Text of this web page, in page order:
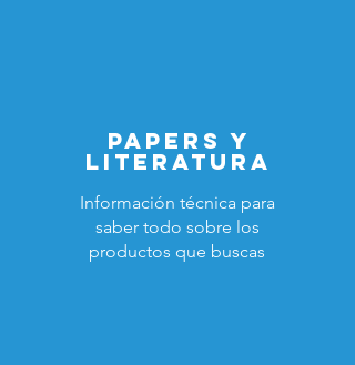
PAPERS Y
LITERATURA
Información técnica para
saber todo sobre los
productos que buscas